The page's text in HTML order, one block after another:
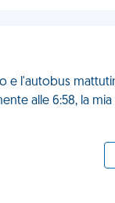
l'autobus
alle 6:58, la mia